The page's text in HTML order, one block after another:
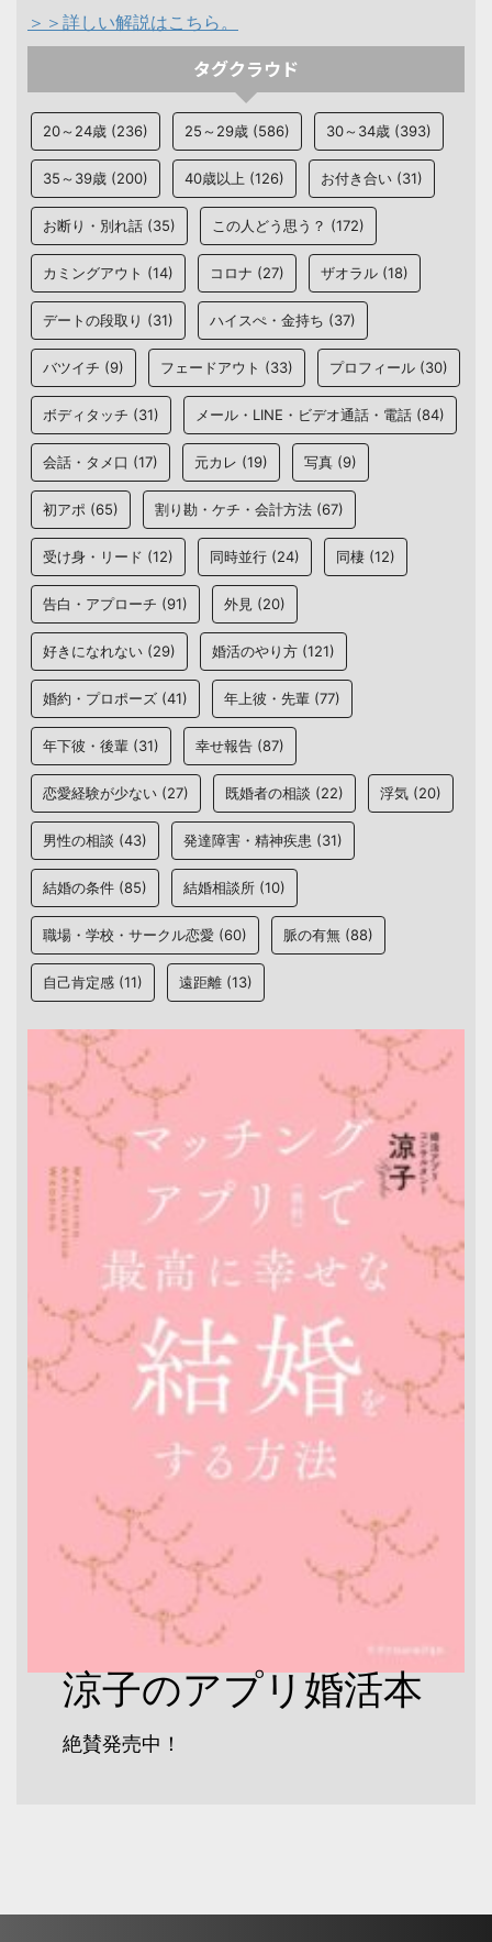
＞＞詳しい解説はこちら。
タグクラウド
20～24歳 (236) 25～29歳 (586) 30～34歳 (393)
35～39歳 (200) 40歳以上 (126) お付き合い (31)
お断り・別れ話 (35) この人どう思う？ (172)
カミングアウト (14) コロナ (27) ザオラル (18)
デートの段取り (31) ハイスぺ・金持ち (37)
バツイチ (9) フェードアウト (33) プロフィール (30)
ボディタッチ (31) メール・LINE・ビデオ通話・電話 (84)
会話・タメ口 (17) 元カレ (19) 写真 (9)
初アポ (65) 割り勘・ケチ・会計方法 (67)
受け身・リード (12) 同時並行 (24) 同棲 (12)
告白・アプローチ (91) 外見 (20)
好きになれない (29) 婚活のやり方 (121)
婚約・プロポーズ (41) 年上彼・先輩 (77)
年下彼・後輩 (31) 幸せ報告 (87)
恋愛経験が少ない (27) 既婚者の相談 (22) 浮気 (20)
男性の相談 (43) 発達障害・精神疾患 (31)
結婚の条件 (85) 結婚相談所 (10)
職場・学校・サークル恋愛 (60) 脈の有無 (88)
自己肯定感 (11) 遠距離 (13)
涼子のアプリ婚活本
絶賛発売中！